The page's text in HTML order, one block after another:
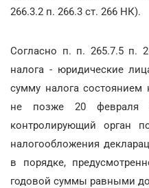
266.3.2 п. 266.3 ст. 266 НК).
Согласно п. п. 265.7.5 п.
налога - юридические
сумму налога состоянием
не позже 20 февраля
контролирующий орган
налогообложения
в порядке,
годовой суммы равными